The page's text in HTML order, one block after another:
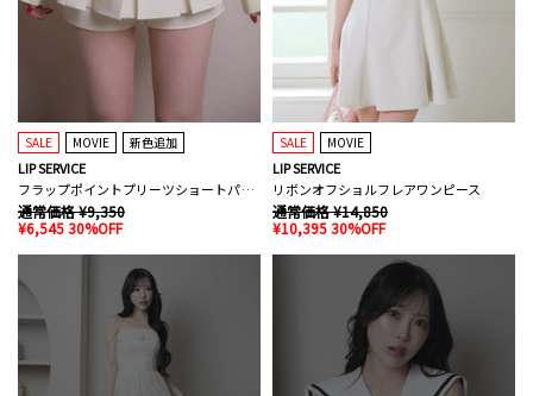
SALE MOVIE 新色追加
LIP SERVICE
フラップポイントプリーツショートパンツ
通常価格 ¥9,350
¥6,545 30%OFF
SALE MOVIE
LIP SERVICE
リボンオフショルフレアワンピース
通常価格 ¥14,850
¥10,395 30%OFF